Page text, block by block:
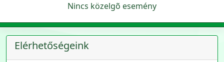
Nincs közelgõ esemény
Elérhetőségeink